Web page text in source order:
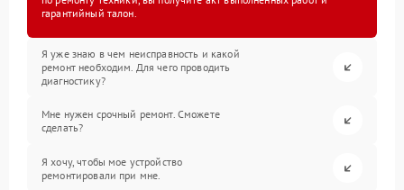
гарантийный талон.
Я уже знаю в чем неисправность и какой
ремонт необходим. Для чего проводить
диагностику?
Мне нужен срочный ремонт. Сможете
сделать?
Я хочу, чтобы мое устройство
ремонтировали при мне.